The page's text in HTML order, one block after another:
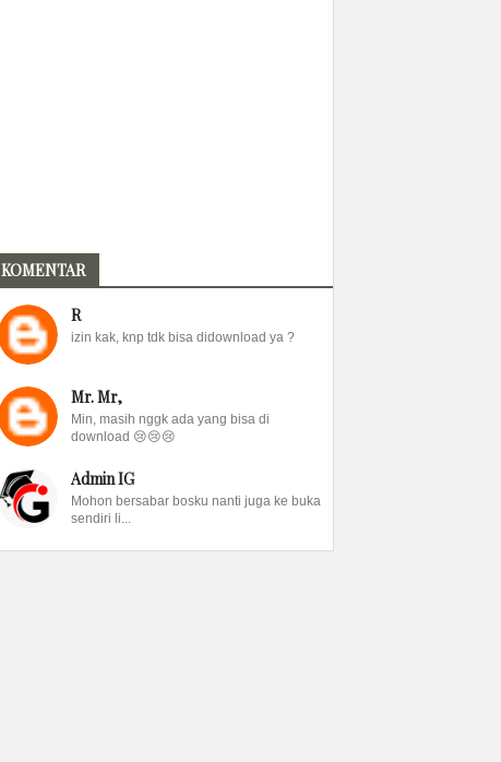
KOMENTAR
R
izin kak, knp tdk bisa didownload ya ?
Mr. Mr,
Min, masih nggk ada yang bisa di
download 😢😢😢
Admin IG
Mohon bersabar bosku nanti juga ke buka
sendiri li...